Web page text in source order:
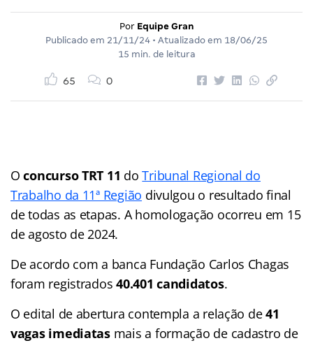
Por Equipe Gran
Publicado em 21/11/24 • Atualizado em 18/06/25
15 min. de leitura
65 0
Oconcurso TRT 11 doTribunal Regional do
Trabalho da 11ª Região divulgou o resultado final
de todas as etapas. A homologação ocorreu em 15
de agosto de 2024.
De acordo com a banca Fundação Carlos Chagas
foram registrados40.401 candidatos.
O edital de abertura contempla a relação de41
vagas imediatasmais a formação de cadastro de